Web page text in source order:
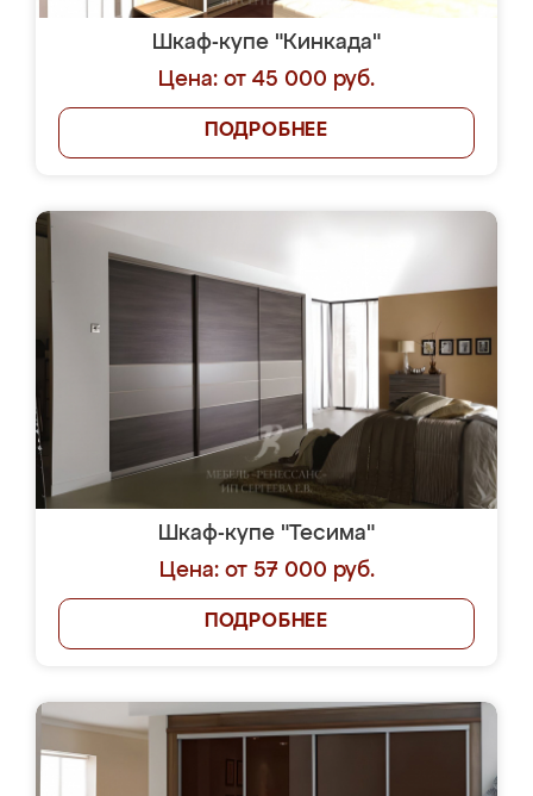
Шкаф-купе "Кинкада"
Цена: от 45 000 руб.
ПОДРОБНЕЕ
Шкаф-купе "Тесима"
Цена: от 57 000 руб.
ПОДРОБНЕЕ